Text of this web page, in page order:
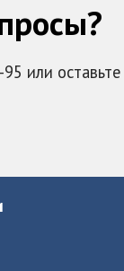
или оставьте